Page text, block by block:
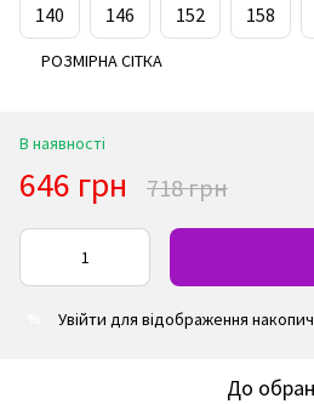
140 146 152 158
РОЗМІРНА СІТКА
В наявності
646 грн 718 грн
Увійти для відображення
До